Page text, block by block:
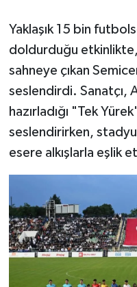
Yaklaşık 15 bin
doldurduğu etkinlikte,
sahneye çıkan
seslendirdi. Sanatçı,
hazırladığı "Tek
seslendirirken,
esere alkışlarla eşlik